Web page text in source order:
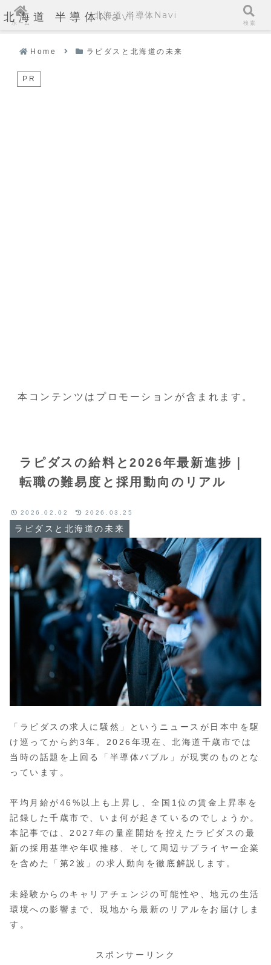
北海道 半導体Navi
Home ラピダスと北海道の未来
PR
ラピダスの給料と2026年最新進捗｜
転職の難易度と採用動向のリアル
ラピダスと北海道の未来
2026.02.02 2026.03.25
本コンテンツはプロモーションが含まれます。
「ラピダスの求人に騒然」というニュースが日本中を駆
け巡ってから約3年。2026年現在、北海道千歳市では
当時の話題を上回る「半導体バブル」が現実のものとな
っています。
平均月給が46%以上も上昇し、全国1位の賃金上昇率を
記録した千歳市で、いま何が起きているのでしょうか。
本記事では、2027年の量産開始を控えたラピダスの最
新の採用基準や年収推移、そして周辺サプライヤー企業
を含めた「第2波」の求人動向を徹底解説します。
未経験からのキャリアチェンジの可能性や、地元の生活
環境への影響まで、現地から最新のリアルをお届けしま
す。
スポンサーリンク
ホーム
北海道 半導体Navi
検索